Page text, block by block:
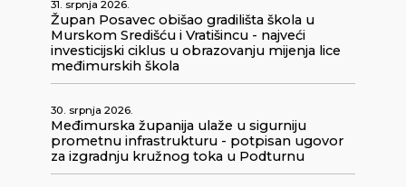
31. srpnja 2026.
Župan Posavec obišao gradilišta škola u
Murskom Središću i Vratišincu - najveći
investicijski ciklus u obrazovanju mijenja lice
međimurskih škola
30. srpnja 2026.
Međimurska županija ulaže u sigurniju
prometnu infrastrukturu - potpisan ugovor
za izgradnju kružnog toka u Podturnu